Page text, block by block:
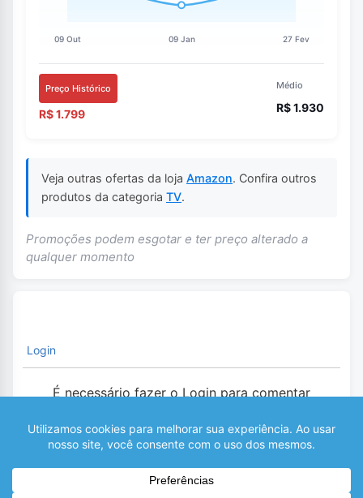
Preço Histórico
R$ 1.799
Médio
R$ 1.930
Veja outras ofertas da loja Amazon. Confira outros
produtos da categoria TV.
Promoções podem esgotar e ter preço alterado a
qualquer momento
Login
É necessário fazer o Login para comentar
0 COMENTÁRIOS